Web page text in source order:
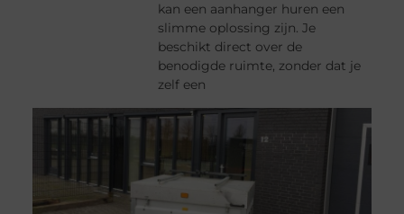
kan een aanhanger huren een
slimme oplossing zijn. Je
beschikt direct over de
benodigde ruimte, zonder dat je
zelf een